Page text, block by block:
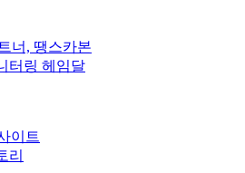
너, 땡스카본
터링 헤임달
이트
리